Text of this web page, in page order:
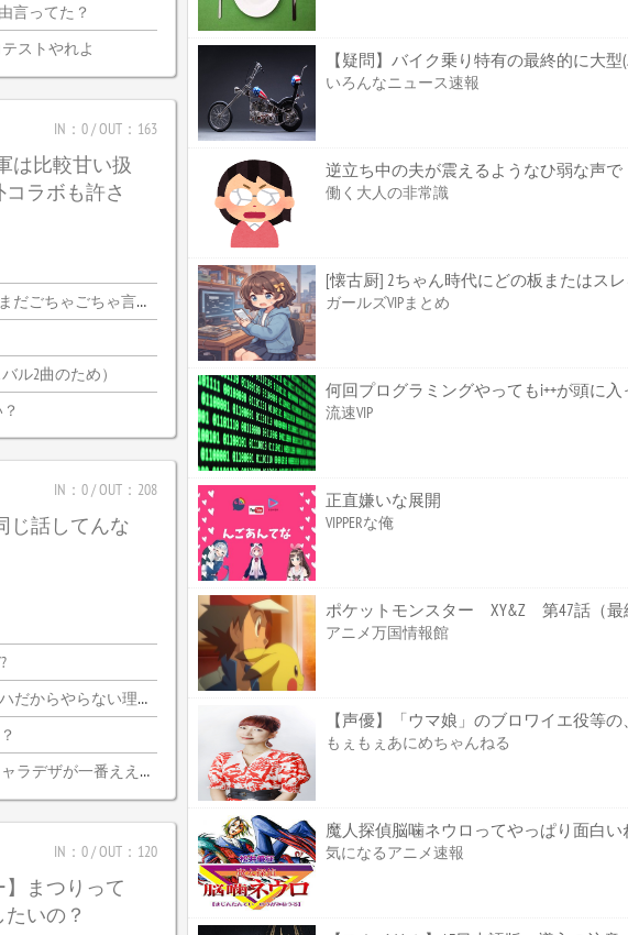
言ってた？
ストやれよ
IN：0 / OUT：163
は比較甘い扱
ラボも許さ
ゃごちゃ言ってんの…？
ル2曲のため）
IN：0 / OUT：208
じ話してんな
理由がないんだわ・・・
ラデザが一番ええな
IN：0 / OUT：120
】まつりって
いの？
いろんなニュース速報
働く大人の非常識
[懐古厨] 2ちゃん時代にどの板またはス
ガールズVIPまとめ
何回プログラミングやってもi++が頭に
流速VIP
正直嫌いな展開
VIPPERな俺
アニメ万国情報館
もぇもぇあにめちゃんねる
魔人探偵脳噛ネウロってやっぱり面白い
気になるアニメ速報